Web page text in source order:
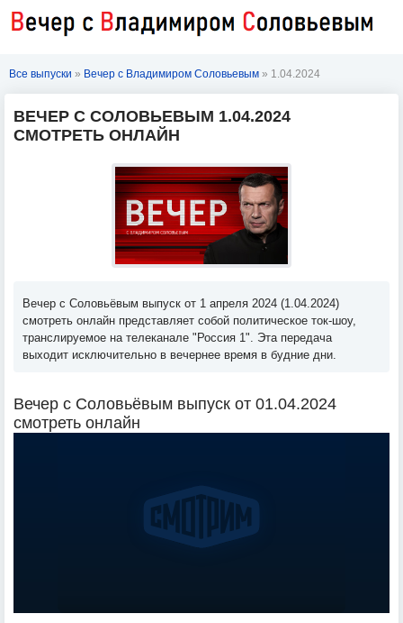
Все выпуски » Вечер с Владимиром Соловьевым » 1.04.2024
ВЕЧЕР С СОЛОВЬЕВЫМ 1.04.2024
СМОТРЕТЬ ОНЛАЙН
Вечер с Соловьёвым выпуск от 1 апреля 2024 (1.04.2024)
смотреть онлайн представляет собой политическое ток-шоу,
транслируемое на телеканале "Россия 1". Эта передача
выходит исключительно в вечернее время в будние дни.
Вечер с Соловьёвым выпуск от 01.04.2024
смотреть онлайн